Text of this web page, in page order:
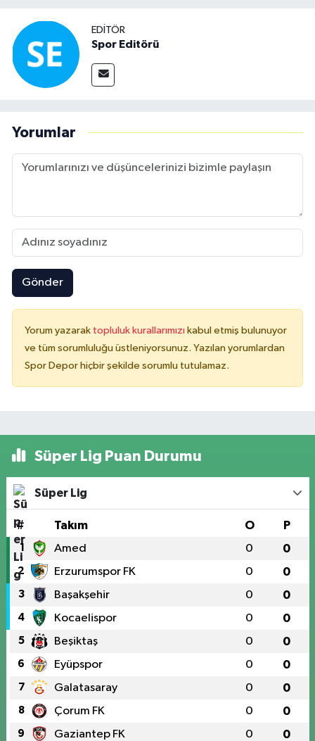
EDITÖR
Spor Editörü
Yorumlar
Gönder
Yorum yazarak topluluk kurallarımızı kabul etmiş bulunuyor
ve tüm sorumluluğu üstleniyorsunuz. Yazılan yorumlardan
Spor Depor hiçbir şekilde sorumlu tutulamaz.
Süper Lig Puan Durumu
Süper Lig
# Takım O P
1 Amed 0 0
2 Erzurumspor FK 0 0
3 Başakşehir 0 0
4 Kocaelispor 0 0
5 Beşiktaş 0 0
6 Eyüpspor 0 0
7 Galatasaray 0 0
8 Çorum FK 0 0
9 Gaziantep FK 0 0